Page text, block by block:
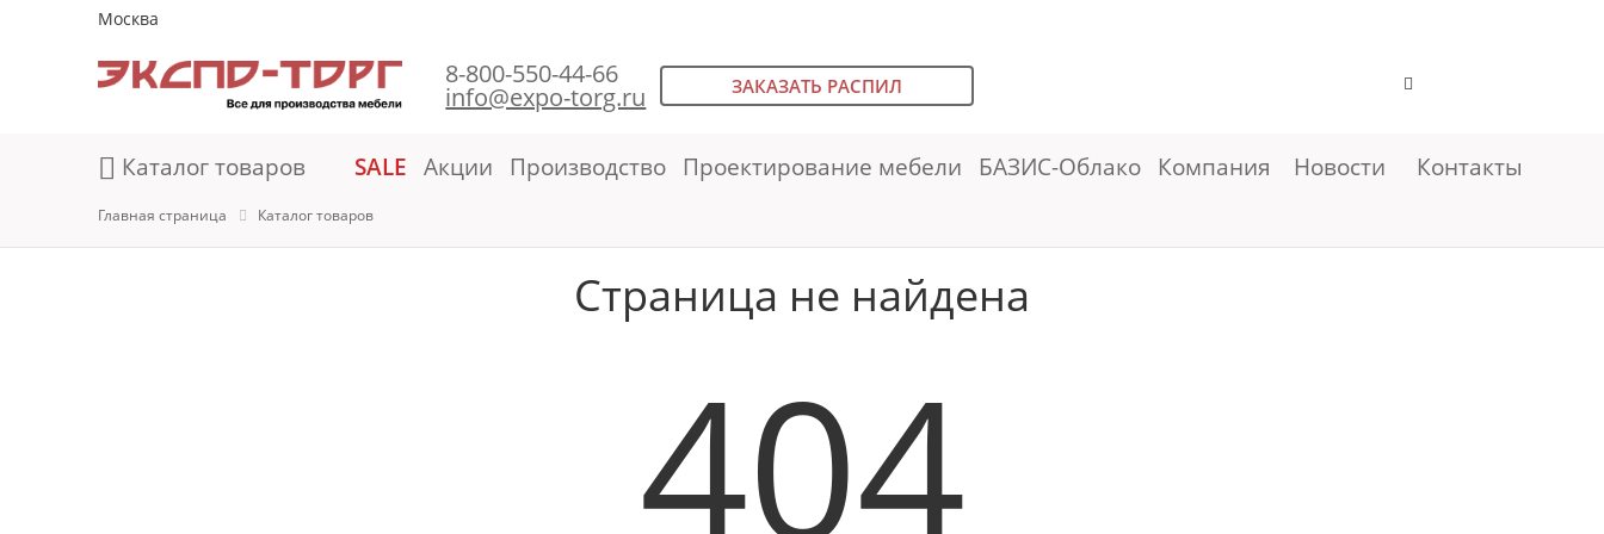
Москва
8-800-550-44-66
info@expo-torg.ru ЗАКАЗАТЬ РАСПИЛ
Каталог товаров SALE Акции Производство Проектирование мебели БАЗИС-Облако Компания Новости Контакты
Главная страница Каталог товаров
Страница не найдена
404